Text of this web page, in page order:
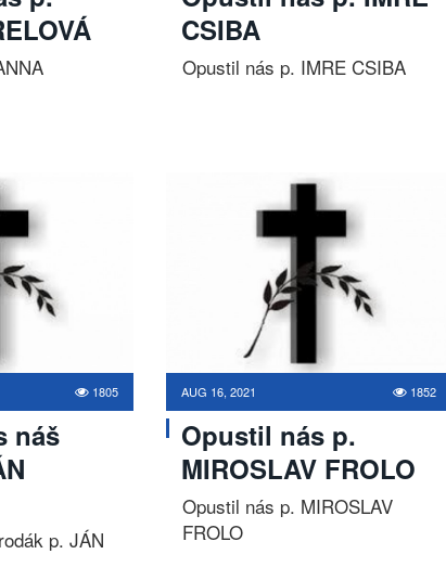
CSIBA
Opustil nás p. IMRE CSIBA
1805
náš
p. JÁN
AUG 16, 2021 1852
Opustil nás p.
MIROSLAV FROLO
Opustil nás p. MIROSLAV
FROLO